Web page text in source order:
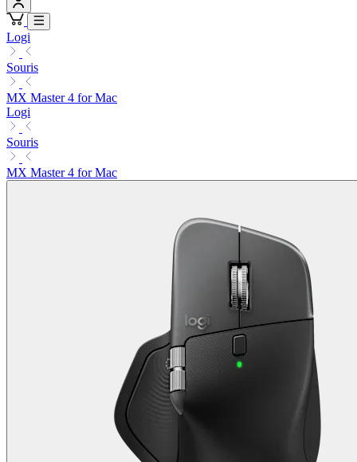
Logi
Souris
MX Master 4 for Mac
Logi
Souris
MX Master 4 for Mac